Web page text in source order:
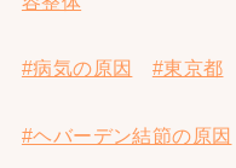
#病気の原因 #東京都
#ヘバーデン結節の原因